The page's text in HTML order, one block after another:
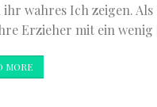
wahres Ich zeigen. Als
Erzieher mit ein
MORE